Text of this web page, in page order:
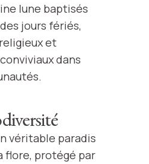
lune baptisés
jours fériés,
et
dans
véritable paradis
flore, protégé par